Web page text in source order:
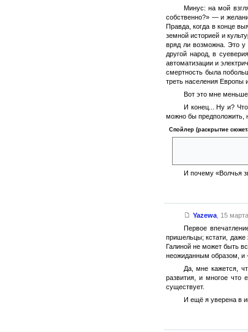
Минус: на мой
собственно?» — и
Правда, когда в конце
земной историей и
вряд ли возможна. Это у
другой народ, в
автоматизации и
смертность была
треть населения Европы
Вот это мне меньше
И конец... Ну и?
можно бы предположить,
Спойлер (раскрытие
И почему «Волчья
Yazewa, 15
Первое
пришельцы; кстати, даже
Галиной не может быть
неожиданным образом, и
Да, мне кажется,
развития, и многое что
существует.
И ещё я уверена в